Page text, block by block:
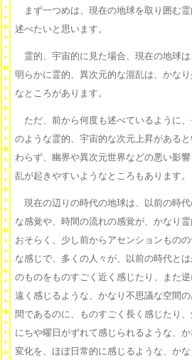
まず一つめは、現在の地球を取り囲む
述べたいと思います。
霊的、宇宙的に見た場合、現在の地球は
明らかに霊的、異次元的な混乱は、かな
なところがあります。
ただ、前から何度も述べているように、
のような霊的、宇宙的な次元上昇がある
わらず、幽界や異次元世界などの悪い影
乱が起きやすいようなところもあります。
現在の辺りの時代の地球は、以前の時
な感覚や、時間の流れの感覚が、かなり霊
おそらく、少し前からアセンションもの
な感じで、多くの人々が、以前の時代と
のものをものすごく近く感じたり、また
遠く感じるような、かなり不思議な空間
間であるのに、ものすごく長く感じたり
にちや曜日がずれて感じられるような、
変化を、ほぼ日常的に感じるような、か